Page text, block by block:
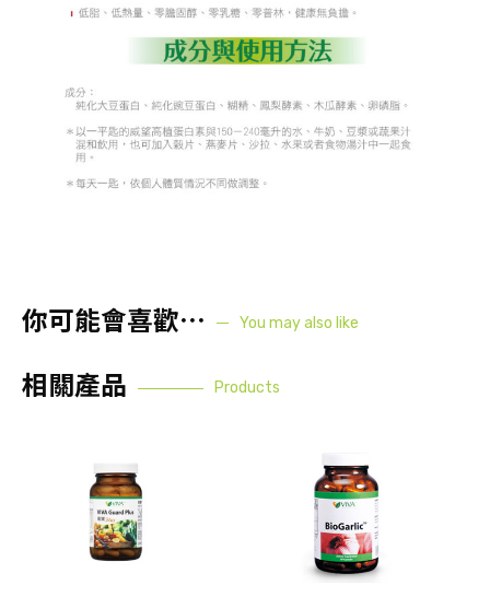
你可能會喜歡⋯ You may also like
相關產品 Products